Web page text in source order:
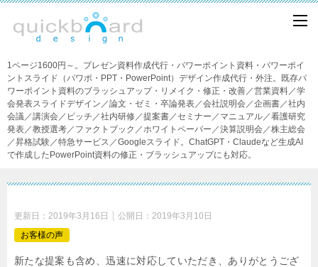
1ページ1600円～。プレゼン資料作成代行・パワーポイント資料・パワーポイ
ントスライド（パワポ・PPT・PowerPoint）デザイン作成代行・外注。既存パ
ワーポイント資料のブラッシュアップ・リメイク・修正・改善／営業資料／学
会発表スライドデザイン／論文・ゼミ・卒論発表／会社説明会／企画書／社内
会議／講演会／ピッチ／社内研修／提案書／セミナー／マニュアル／看護研究
発表／教授選考／ファクトブック／ホワイトペーパー／決算説明会／株主総会
／昇格試験／特急サービス／Googleスライド。ChatGPT・Claudeなど生成AI
で作成したPowerPoint資料の修正・ブラッシュアップにも対応。
更新日： 2019年3月16日 公開日： 2019年3月10日
お客様の声
新たな提案も含め、迅速に対応していただき、ありがとうござ